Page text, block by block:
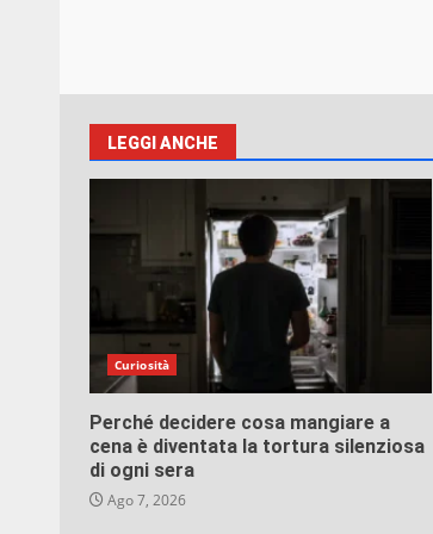
LEGGI ANCHE
Curiosità
Perché decidere cosa mangiare a
cena è diventata la tortura silenziosa
di ogni sera
Ago 7, 2026